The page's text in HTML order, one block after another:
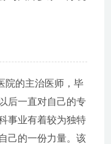
院的主治医师，毕
后一直对自己的专
事业有着较为独特
己的一份力量。该